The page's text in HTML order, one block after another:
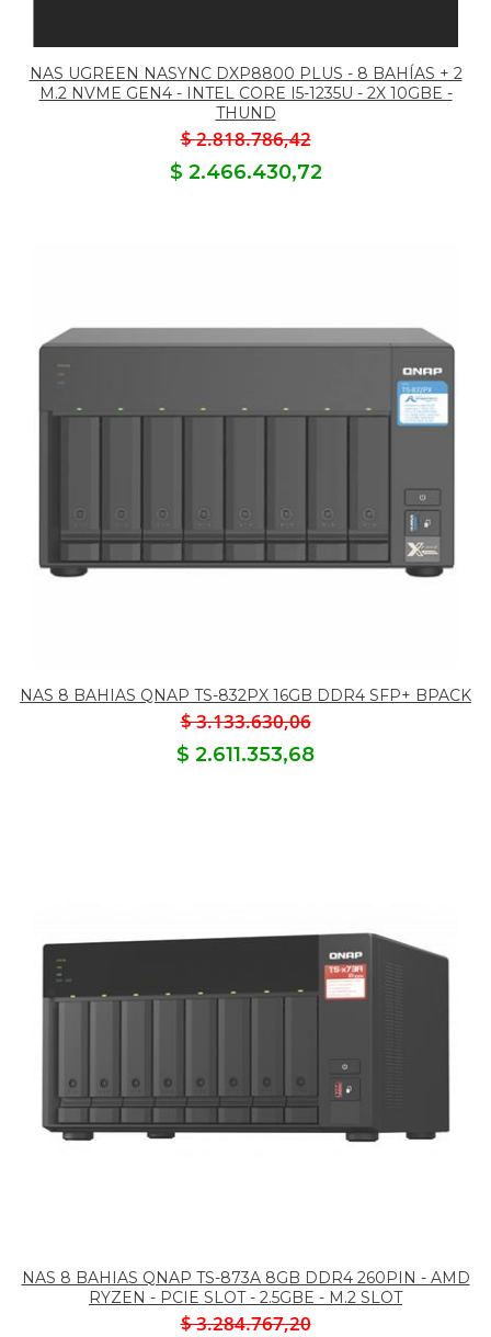
NAS UGREEN NASYNC DXP8800 PLUS - 8 BAHÍAS + 2
M.2 NVME GEN4 - INTEL CORE I5-1235U - 2X 10GBE -
THUND
$ 2.818.786,42
$ 2.466.430,72
NAS 8 BAHIAS QNAP TS-832PX 16GB DDR4 SFP+ BPACK
$ 3.133.630,06
$ 2.611.353,68
NAS 8 BAHIAS QNAP TS-873A 8GB DDR4 260PIN - AMD
RYZEN - PCIE SLOT - 2.5GBE - M.2 SLOT
$ 3.284.767,20